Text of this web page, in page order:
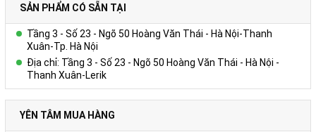
Là một trong những đơn vị thiết kế in ấn chuyên nghiệp tại Hà
Nội, đội ngũ nhân viên giàu kinh nghiệm, sáng tạo, nhiệt tình.
Chúng tôi sẽ tư vấn cho bạn những mẫu thiết kế đẹp và ấn
tượng nhất, đảm bảo yếu tố khoa học nhằm tiết kiệm chi phí,
thời gian và mang đến sản phẩm đẹp nhất cùng chất lượng
cao.
Công ty Cổ Phần Vy Uyêngiúp Quý khách hàng cảm nhận sự
SẢN PHẨM CÓ SẴN TẠI
Tầng 3 - Số 23 - Ngõ 50 Hoàng Văn Thái - Hà Nội-Thanh
Xuân-Tp. Hà Nội
Địa chỉ: Tầng 3 - Số 23 - Ngõ 50 Hoàng Văn Thái - Hà Nội -
Thanh Xuân-Lerik
YÊN TÂM MUA HÀNG